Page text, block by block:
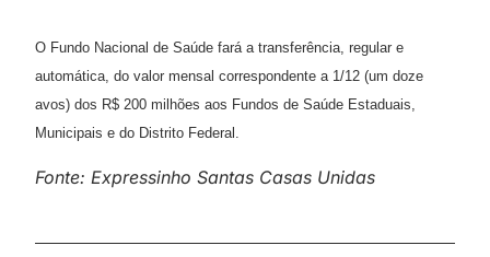
O Fundo Nacional de Saúde fará a transferência, regular e
automática, do valor mensal correspondente a 1/12 (um doze
avos) dos R$ 200 milhões aos Fundos de Saúde Estaduais,
Municipais e do Distrito Federal.
Fonte: Expressinho Santas Casas Unidas